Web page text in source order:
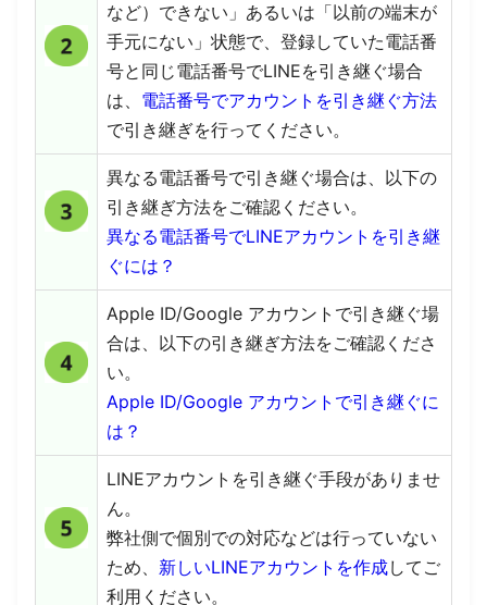
など）できない」あるいは「以前の端末が
手元にない」状態で、登録していた電話番
号と同じ電話番号でLINEを引き継ぐ場合
は、 電話番号でアカウントを引き継ぐ方法
で引き継ぎを行ってください。
異なる電話番号で引き継ぐ場合は、以下の
引き継ぎ方法をご確認ください。
異なる電話番号でLINEアカウントを引き継
ぐには？
Apple ID/Google アカウントで引き継ぐ場
合は、以下の引き継ぎ方法をご確認くださ
い。
Apple ID/Google アカウントで引き継ぐに
は？
LINEアカウントを引き継ぐ手段がありませ
ん。
弊社側で個別での対応などは行っていない
ため、 新しいLINEアカウントを作成してご
利用ください。